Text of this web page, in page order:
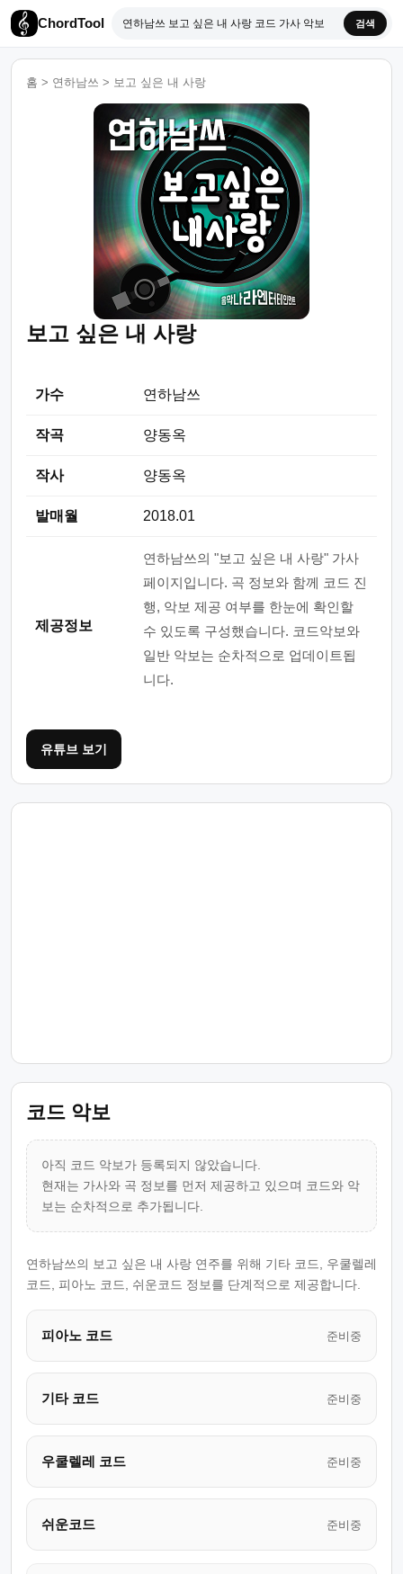
ChordTool 검색
홈 > 연하남쓰 > 보고 싶은 내 사랑
보고 싶은 내 사랑
가수 연하남쓰
작곡 양동옥
작사 양동옥
발매월 2018.01
제공정보
연하남쓰의 "보고 싶은 내 사랑" 가사
페이지입니다. 곡 정보와 함께 코드 진
행, 악보 제공 여부를 한눈에 확인할
수 있도록 구성했습니다. 코드악보와
일반 악보는 순차적으로 업데이트됩
니다.
유튜브 보기
코드 악보
아직 코드 악보가 등록되지 않았습니다.
현재는 가사와 곡 정보를 먼저 제공하고 있으며 코드와 악
보는 순차적으로 추가됩니다.
연하남쓰의 보고 싶은 내 사랑 연주를 위해 기타 코드, 우쿨렐레
코드, 피아노 코드, 쉬운코드 정보를 단계적으로 제공합니다.
피아노 코드 준비중
기타 코드 준비중
우쿨렐레 코드 준비중
쉬운코드 준비중